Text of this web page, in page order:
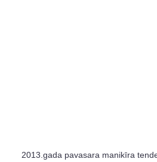
2013.gada pavasara manikīra